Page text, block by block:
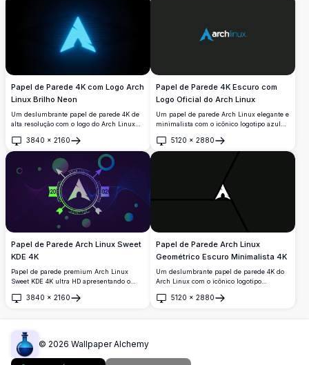
Papel de Parede 4K com Logo Arch
Linux Brilho Neon
Um deslumbrante papel de parede 4K de
alta resolução com o logo do Arch Linux
ciano em um fundo escuro profundo.
Perfeito para personalização do desktop
com uma estética elegante inspirada no
cyberpunk.
3840 × 2160
Abrir
Papel de Parede 4K Escuro com
Logo Oficial do Arch Linux
Um papel de parede Arch Linux elegante e
minimalista com o icônico logotipo azul
Perfeito para desenvolvedores e
entusiastas de Linux que buscam uma
5120 × 2880
Abrir
Papel de Parede Arch Linux Sweet
KDE 4K
Papel de parede premium Arch Linux
Sweet KDE 4K ultra HD apresentando o
dinâmicos roxo-azul, ondas fluidas e
ambientes KDE Plasma.
3840 × 2160
Abrir
Papel de Parede Arch Linux
Geométrico Escuro Minimalista 4K
Um deslumbrante papel de parede 4K do
Arch Linux com o icônico logotipo
escuro. A arte minimalista em alta
5120 × 2880
Abrir
© 2026 Wallpaper Alchemy